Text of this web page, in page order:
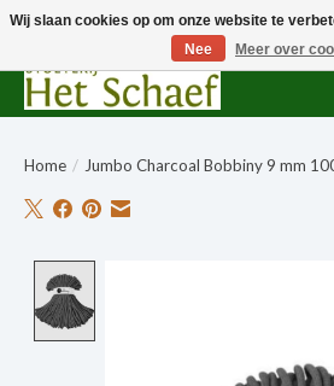
Home / Jumbo Charcoal Bobbiny 9 mm
Wij slaan cookies op om onze website te
Nee
Meer over